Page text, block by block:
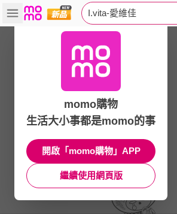
I.vita-愛維佳
momo購物
生活大小事都是momo的事
開啟「momo購物」APP
繼續使用網頁版